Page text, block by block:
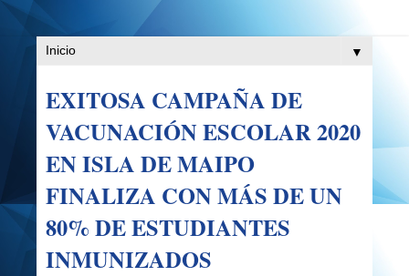
▼
EXITOSA CAMPAÑA DE
VACUNACIÓN ESCOLAR 2020
EN ISLA DE MAIPO
FINALIZA CON MÁS DE UN
80% DE ESTUDIANTES
INMUNIZADOS